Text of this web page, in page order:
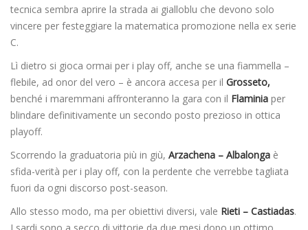
tecnica sembra aprire la strada ai gialloblu che devono solo
vincere per festeggiare la matematica promozione nella ex serie
C.
Lì dietro si gioca ormai per i play off, anche se una fiammella –
flebile, ad onor del vero – è ancora accesa per il Grosseto,
benché i maremmani affronteranno la gara con il Flaminia per
blindare definitivamente un secondo posto prezioso in ottica
playoff.
Scorrendo la graduatoria più in giù, Arzachena – Albalonga è
sfida-verità per i play off, con la perdente che verrebbe tagliata
fuori da ogni discorso post-season.
Allo stesso modo, ma per obiettivi diversi, vale Rieti – Castiadas.